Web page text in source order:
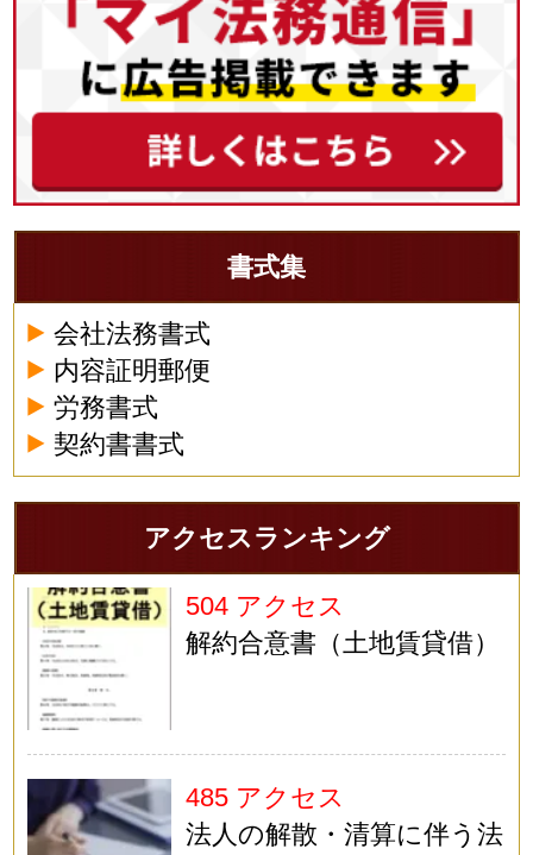
書式集
会社法務書式
内容証明郵便
労務書式
契約書書式
アクセスランキング
504 アクセス
解約合意書（土地賃貸借）
485 アクセス
法人の解散・清算に伴う法